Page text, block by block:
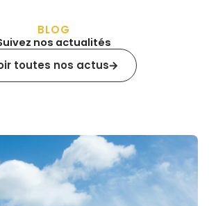
BLOG
nos actualités
toutes nos actus